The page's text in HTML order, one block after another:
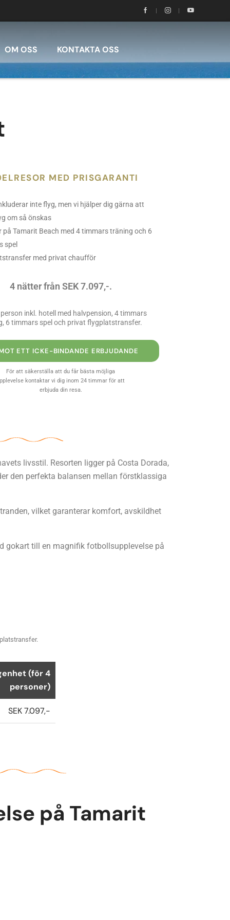
OM OSS KONTAKTA OSS
MED PRISGARANTI
inte flyg, men vi hjälper dig gärna att
om så önskas
på Tamarit Beach med 4 timmars träning och 6
spel
med privat chaufför
4 nätter från SEK 7.097,-.
inkl. hotell med halvpension, 4 timmars
6 timmars spel och privat flygplatstransfer.
ETT ICKE-BINDANDE ERBJUDANDE
För att säkerställa att du får bästa möjliga
kontaktar vi dig inom 24 timmar för att
erbjuda din resa.
livsstil. Resorten ligger på Costa Dorada,
den perfekta balansen mellan förstklassiga
vilket garanterar komfort, avskildhet
gokart till en magnifik fotbollsupplevelse på
(för 4
personer)
SEK 7.097,-
på Tamarit